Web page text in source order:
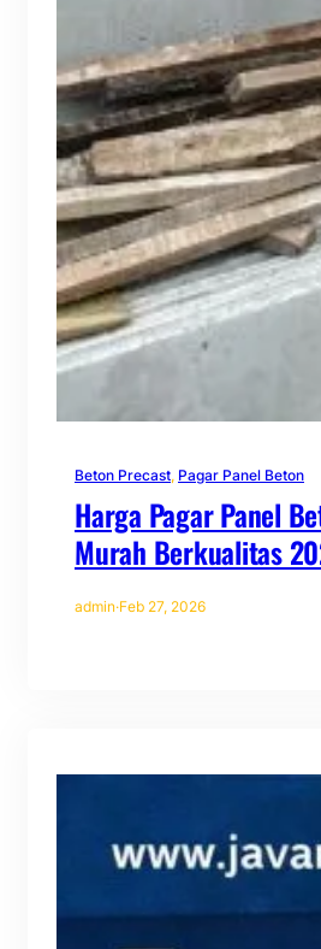
Beton Precast, Pagar Panel Beton
Harga Pagar Panel
Murah Berkualitas
admin·Feb 27, 2026